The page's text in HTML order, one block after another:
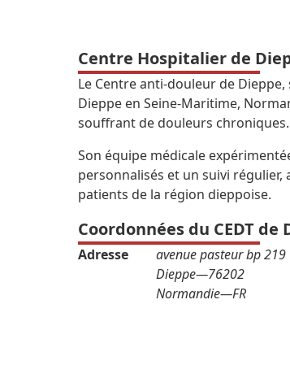
Centre Hospitalier de
Le Centre anti-douleur de
Dieppe en Seine-Maritime,
souffrant de douleurs chroniques.
Son équipe médicale
personnalisés et un suivi
patients de la région dieppoise.
Coordonnées du CEDT de
Adresse
avenue pasteur bp 219
Dieppe—76202
Normandie—FR